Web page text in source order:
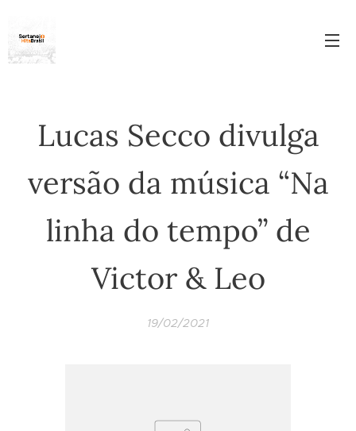
Lucas Secco divulga
versão da música “Na
linha do tempo” de
Victor & Leo
19/02/2021